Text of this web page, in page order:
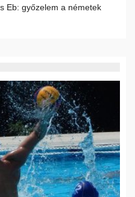
Eb: győzelem a németek